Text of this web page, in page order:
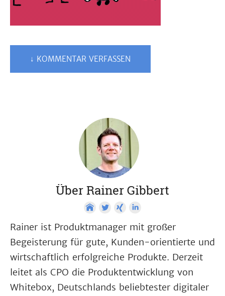
↓ KOMMENTAR VERFASSEN
Über Rainer Gibbert
Rainer ist Produktmanager mit großer
Begeisterung für gute, Kunden-orientierte und
wirtschaftlich erfolgreiche Produkte. Derzeit
leitet als CPO die Produktentwicklung von
Whitebox, Deutschlands beliebtester digitaler